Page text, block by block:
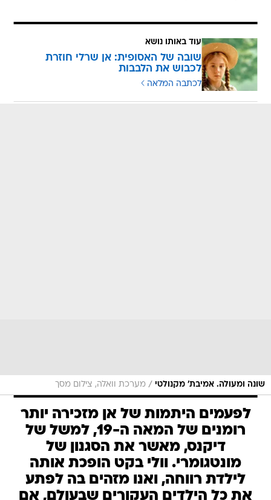
עוד באותו נושא
שובה של האסופית: אן שרלי חוזרת
לכבוש את הלבבות
לכתבה המלאה
שונה ומעולה. אמיבת' מקנולטי / מערכת וואלה, צילום מסך
לפעמים היתמות של אן מזכירה יותר
רומנים של המאה ה-19, למשל של
דיקנס, מאשר את הסגנון של
מונטגומרי. וולי בקט הופכת אותה
לילדת רווחה, ואנו מזהים בה לפתע
את כל הילדים העקורים שבעולם, אם